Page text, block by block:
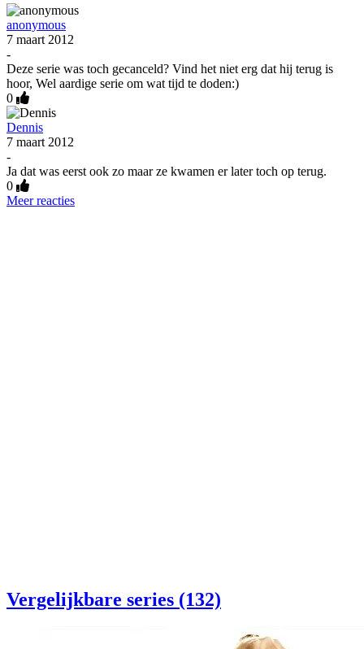
anonymous
7 maart 2012
-
Deze serie was toch gecanceld? Vind het niet erg dat hij terug is
hoor, Wel aardige serie om wat tijd te doden:)
0
Dennis
7 maart 2012
-
Ja dat was eerst ook zo maar ze kwamen er later toch op terug.
0
Meer reacties
Vergelijkbare series (132)